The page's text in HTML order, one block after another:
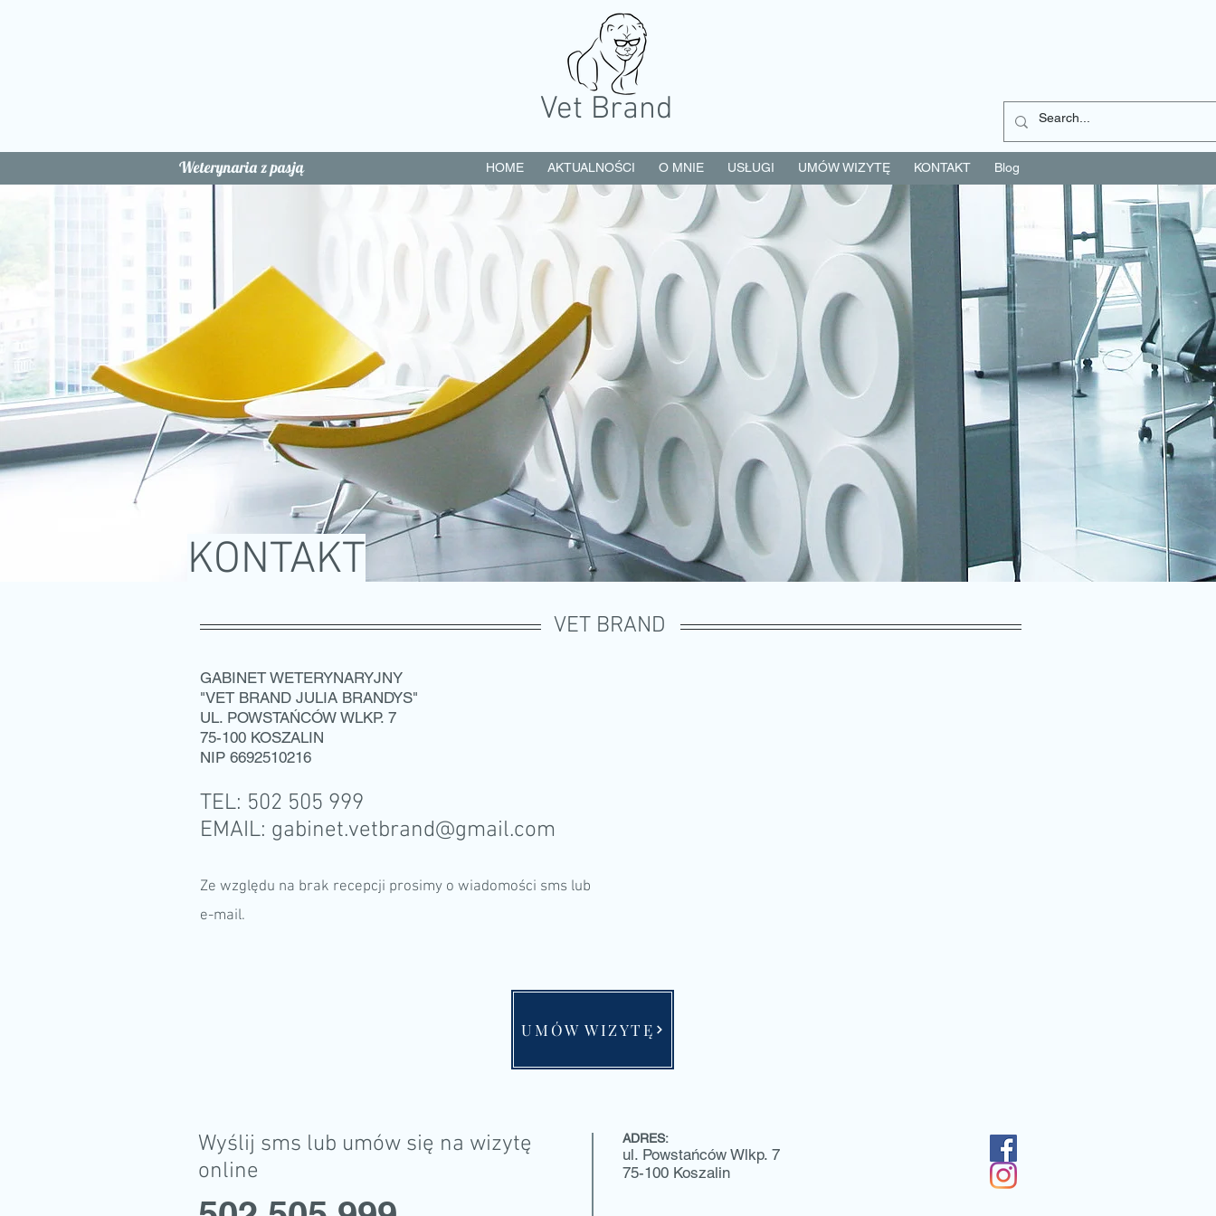
Vet Brand
Weterynaria z pasją HOME AKTUALNOŚCI O MNIE USŁUGI UMÓW WIZYTĘ KONTAKT Blog
KONTAKT
VET BRAND
GABINET WETERYNARYJNY
"VET BRAND JULIA BRANDYS"
UL. POWSTAŃCÓW WLKP. 7
75-100 KOSZALIN
NIP 6692510216
TEL: 502 505 999
EMAIL: gabinet.vetbrand@gmail.com
Ze względu na brak recepcji prosimy o wiadomości sms lub
e-mail.
UMÓW WIZYTĘ
Wyślij sms lub umów się na wizytę
online
ADRES:
ul. Powstańców Wlkp. 7
75-100 Koszalin